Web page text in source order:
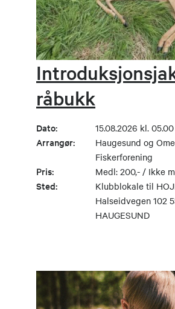
råbukk
Dato: 15.08.2026 kl. 05.00
Arrangør:
Haugesund og
Fiskerforening
Pris: Medl: 200,- / Ikke
Sted:
Klubblokale til
Halseidvegen 102
HAUGESUND